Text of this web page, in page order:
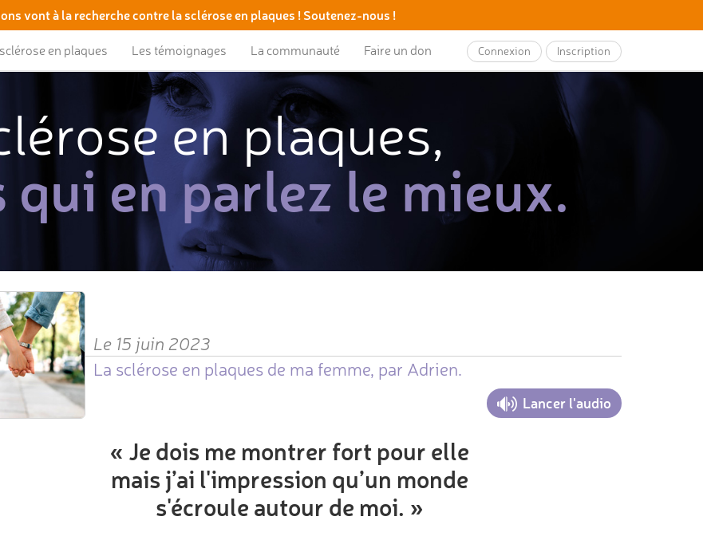
vont à la recherche contre la sclérose en plaques ! Soutenez-nous !
en plaques Les témoignages La communauté Faire un don Connexion Inscription
en plaques,
qui en parlez le mieux.
Le 15 juin 2023
La sclérose en plaques de ma femme, par Adrien.
Lancer l'audio
« Je dois me montrer fort pour elle
mais j’ai l'impression qu’un monde
s'écroule autour de moi. »